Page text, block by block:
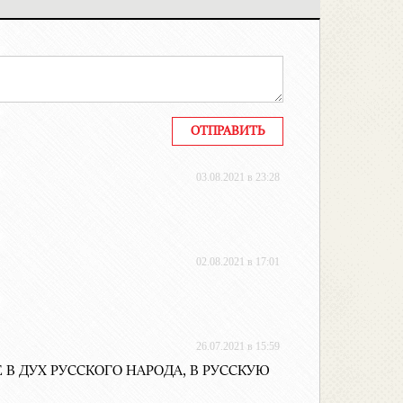
03.08.2021 в 23:28
02.08.2021 в 17:01
26.07.2021 в 15:59
ДУХ РУССКОГО НАРОДА, В РУССКУЮ